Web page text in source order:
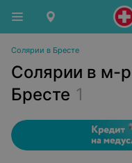
Солярии в Бресте
Солярии в м-
Бресте 1